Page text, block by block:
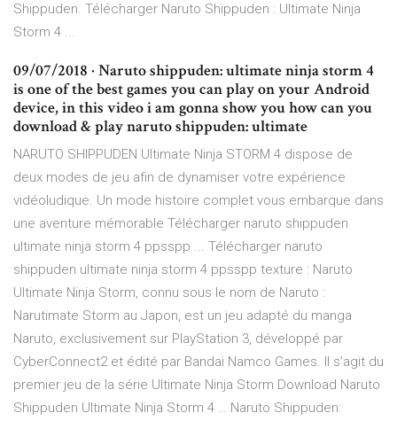
Shippuden. Télécharger Naruto Shippuden : Ultimate Ninja
Storm 4 ...
09/07/2018 · Naruto shippuden: ultimate ninja storm 4
is one of the best games you can play on your Android
device, in this video i am gonna show you how can you
download & play naruto shippuden: ultimate
NARUTO SHIPPUDEN Ultimate Ninja STORM 4 dispose de
deux modes de jeu afin de dynamiser votre expérience
vidéoludique. Un mode histoire complet vous embarque dans
une aventure mémorable Télécharger naruto shippuden
ultimate ninja storm 4 ppsspp ... Télécharger naruto
shippuden ultimate ninja storm 4 ppsspp texture : Naruto
Ultimate Ninja Storm, connu sous le nom de Naruto :
Narutimate Storm au Japon, est un jeu adapté du manga
Naruto, exclusivement sur PlayStation 3, développé par
CyberConnect2 et édité par Bandai Namco Games. Il s’agit du
premier jeu de la série Ultimate Ninja Storm Download Naruto
Shippuden Ultimate Ninja Storm 4 … Naruto Shippuden: